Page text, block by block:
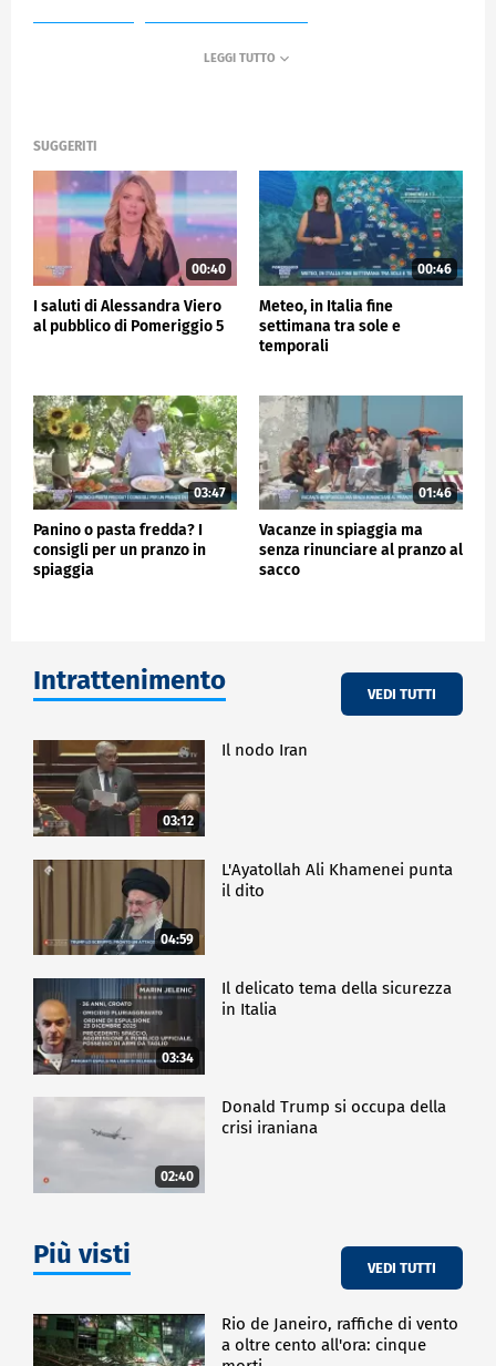
SUGGERITI
00:40
I saluti di Alessandra Viero
al pubblico di Pomeriggio 5
00:46
Meteo, in Italia fine
settimana tra sole e
temporali
03:47
Panino o pasta fredda? I
consigli per un pranzo in
spiaggia
01:46
Vacanze in spiaggia ma
senza rinunciare al pranzo al
sacco
Intrattenimento VEDI TUTTI
03:12
Il nodo Iran
04:59
L'Ayatollah Ali Khamenei punta
il dito
03:34
Il delicato tema della sicurezza
in Italia
02:40
Donald Trump si occupa della
crisi iraniana
Più visti VEDI TUTTI
Rio de Janeiro, raffiche di vento
a oltre cento all'ora: cinque